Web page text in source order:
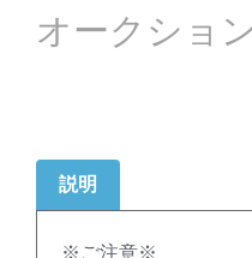
説明
※ご注意※